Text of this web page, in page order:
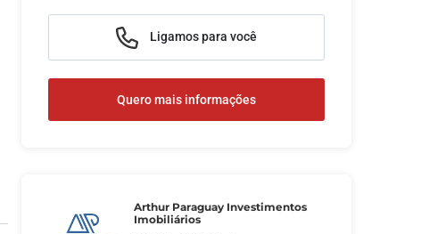
Ligamos para você
Quero mais informações
Arthur Paraguay Investimentos
Imobiliários